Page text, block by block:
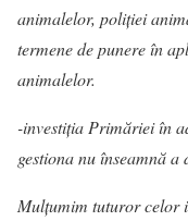
animalelor, poliției
termene de punere în
animalelor.
-investiția Primăriei în
gestiona nu înseamnă a
Mulțumim tuturor celor